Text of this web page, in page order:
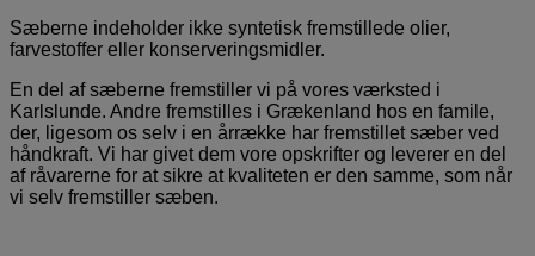
Sæberne indeholder ikke syntetisk fremstillede olier,
farvestoffer eller konserveringsmidler.
En del af sæberne fremstiller vi på vores værksted i
Karlslunde. Andre fremstilles i Grækenland hos en famile,
der, ligesom os selv i en årrække har fremstillet sæber ved
håndkraft. Vi har givet dem vore opskrifter og leverer en del
af råvarerne for at sikre at kvaliteten er den samme, som når
vi selv fremstiller sæben.